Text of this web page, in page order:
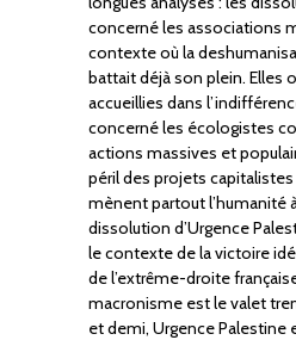
concerné les associations
contexte où la
battait déjà son plein. Elles
accueillies dans
concerné les écologistes
actions massives et
péril des projets
mènent partout l’humanité
dissolution d’Urgence
le contexte de la victoire
de l’extrême-droite
macronisme est le valet
et demi, Urgence Palestine